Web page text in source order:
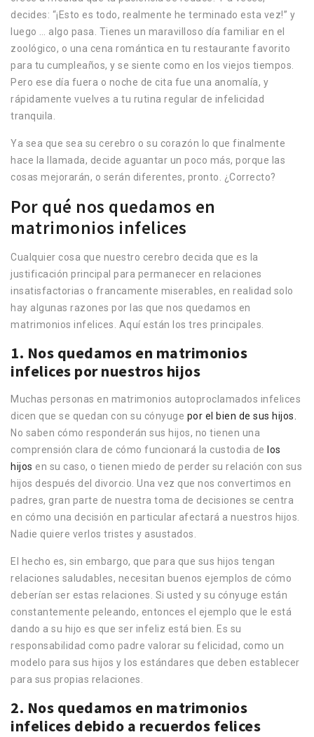
decides: “¡Esto es todo, realmente he terminado esta vez!” y
luego … algo pasa. Tienes un maravilloso día familiar en el
zoológico, o una cena romántica en tu restaurante favorito
para tu cumpleaños, y se siente como en los viejos tiempos.
Pero ese día fuera o noche de cita fue una anomalía, y
rápidamente vuelves a tu rutina regular de infelicidad
tranquila.
Ya sea que sea su cerebro o su corazón lo que finalmente
hace la llamada, decide aguantar un poco más, porque las
cosas mejorarán, o serán diferentes, pronto. ¿Correcto?
Por qué nos quedamos en
matrimonios infelices
Cualquier cosa que nuestro cerebro decida que es la
justificación principal para permanecer en relaciones
insatisfactorias o francamente miserables, en realidad solo
hay algunas razones por las que nos quedamos en
matrimonios infelices. Aquí están los tres principales.
1. Nos quedamos en matrimonios
infelices por nuestros hijos
Muchas personas en matrimonios autoproclamados infelices
dicen que se quedan con su cónyuge por el bien de sus hijos.
No saben cómo responderán sus hijos, no tienen una
comprensión clara de cómo funcionará la custodia de los
hijos en su caso, o tienen miedo de perder su relación con sus
hijos después del divorcio. Una vez que nos convertimos en
padres, gran parte de nuestra toma de decisiones se centra
en cómo una decisión en particular afectará a nuestros hijos.
Nadie quiere verlos tristes y asustados.
El hecho es, sin embargo, que para que sus hijos tengan
relaciones saludables, necesitan buenos ejemplos de cómo
deberían ser estas relaciones. Si usted y su cónyuge están
constantemente peleando, entonces el ejemplo que le está
dando a su hijo es que ser infeliz está bien. Es su
responsabilidad como padre valorar su felicidad, como un
modelo para sus hijos y los estándares que deben establecer
para sus propias relaciones.
2. Nos quedamos en matrimonios
infelices debido a recuerdos felices